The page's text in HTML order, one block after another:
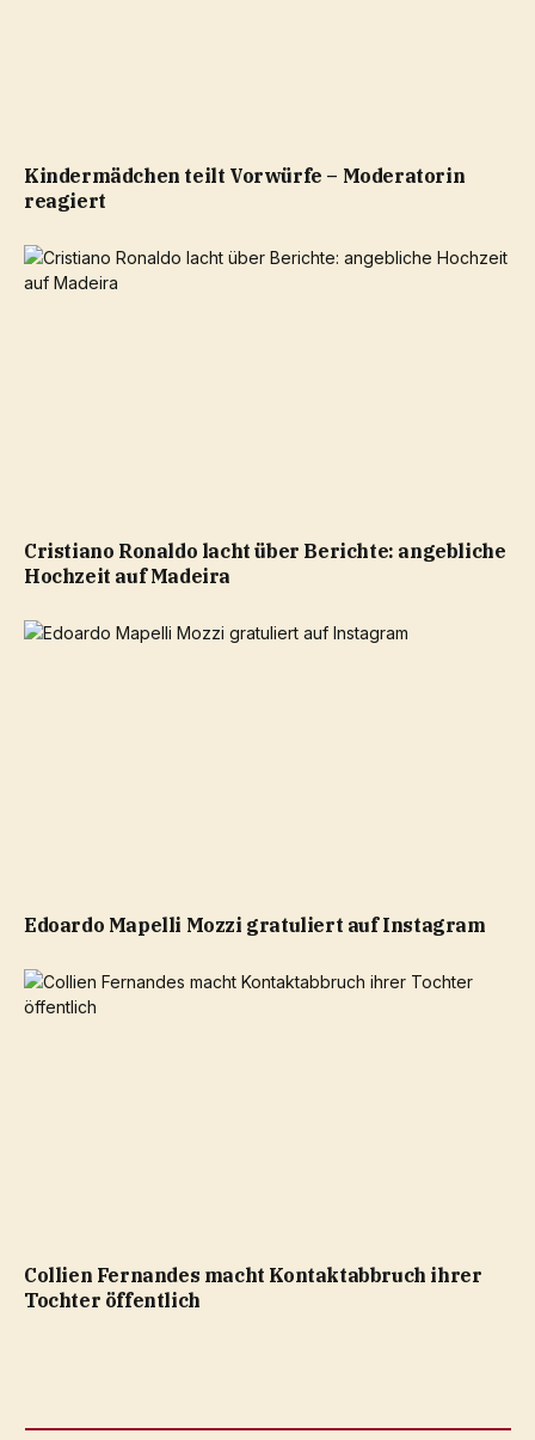
Kindermädchen teilt Vorwürfe – Moderatorin
reagiert
Cristiano Ronaldo lacht über Berichte: angebliche
Hochzeit auf Madeira
Edoardo Mapelli Mozzi gratuliert auf Instagram
Collien Fernandes macht Kontaktabbruch ihrer
Tochter öffentlich